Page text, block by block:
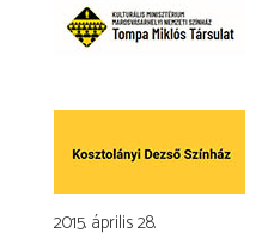
2015. április 28.